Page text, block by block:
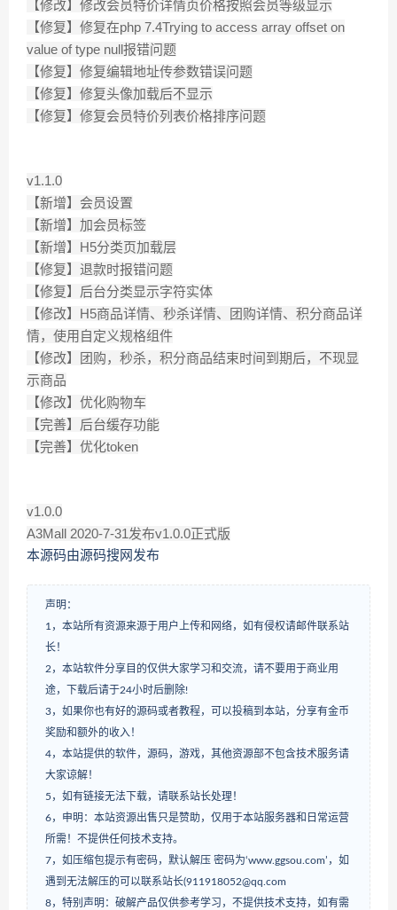
【修改】修改会员特价详情页价格按照会员等级显示
【修复】修复在php 7.4Trying to access array offset on
value of type null报错问题
【修复】修复编辑地址传参数错误问题
【修复】修复头像加载后不显示
【修复】修复会员特价列表价格排序问题
v1.1.0
【新增】会员设置
【新增】加会员标签
【新增】H5分类页加载层
【修复】退款时报错问题
【修复】后台分类显示字符实体
【修改】H5商品详情、秒杀详情、团购详情、积分商品详
情，使用自定义规格组件
【修改】团购，秒杀，积分商品结束时间到期后，不现显
示商品
【修改】优化购物车
【完善】后台缓存功能
【完善】优化token
v1.0.0
A3Mall 2020-7-31发布v1.0.0正式版
本源码由源码搜网发布
声明：
1，本站所有资源来源于用户上传和网络，如有侵权请邮件联系站
长！
2，本站软件分享目的仅供大家学习和交流，请不要用于商业用
途，下载后请于24小时后删除!
3，如果你也有好的源码或者教程，可以投稿到本站，分享有金币
奖励和额外的收入！
4，本站提供的软件，源码，游戏，其他资源部不包含技术服务请
大家谅解！
5，如有链接无法下载，请联系站长处理！
6，申明：本站资源出售只是赞助，仅用于本站服务器和日常运营
所需！不提供任何技术支持。
7，如压缩包提示有密码，默认解压 密码为‘www.ggsou.com’，如
遇到无法解压的可以联系站长(911918052@qq.com
8，特别声明：破解产品仅供参考学习，不提供技术支持，如有需